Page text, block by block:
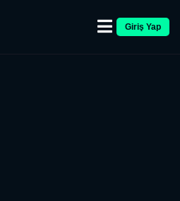
Giriş Yap